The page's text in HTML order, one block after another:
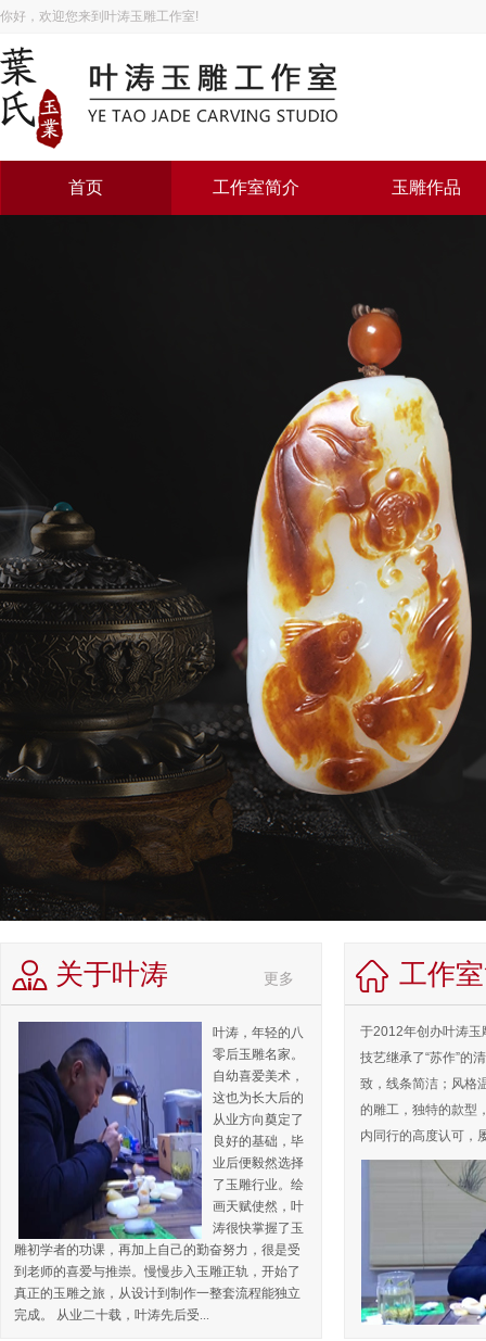
你好，欢迎您来到叶涛玉雕工作室!
首页 工作室简介 玉雕作品
更多
关于叶涛
叶涛，年轻的八
零后玉雕名家。
自幼喜爱美术，
这也为长大后的
从业方向奠定了
良好的基础，毕
业后便毅然选择
了玉雕行业。绘
画天赋使然，叶
涛很快掌握了玉
雕初学者的功课，再加上自己的勤奋努力，很是受
到老师的喜爱与推崇。慢慢步入玉雕正轨，开始了
真正的玉雕之旅，从设计到制作一整套流程能独立
完成。 从业二十载，叶涛先后受...
工作
于2012年创办叶涛
技艺继承了“苏作”的
致，线条简洁；风格
的雕工，独特的款型
内同行的高度认可，